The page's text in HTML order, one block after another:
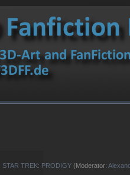
STAR TREK: PRODIGY (Moderator: